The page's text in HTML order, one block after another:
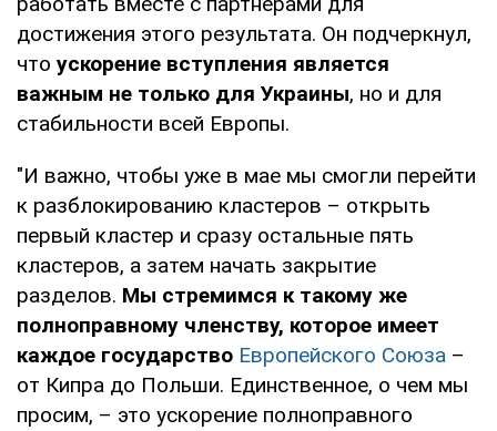
достижения этого результата. Он подчеркнул,
что ускорение вступления является
важным не только для Украины, но и для
стабильности всей Европы.
"И важно, чтобы уже в мае мы смогли перейти
к разблокированию кластеров – открыть
первый кластер и сразу остальные пять
кластеров, а затем начать закрытие
разделов. Мы стремимся к такому же
полноправному членству, которое имеет
каждое государство Европейского Союза –
от Кипра до Польши. Единственное, о чем мы
просим, – это ускорение полноправного